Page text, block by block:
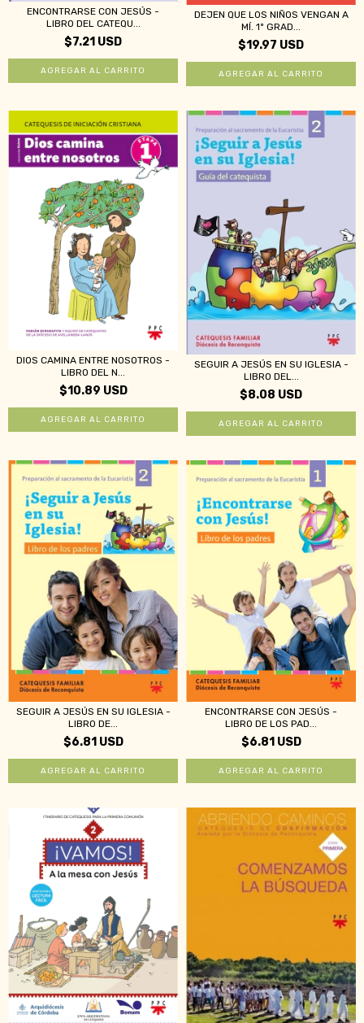
ENCONTRARSE CON JESÚS -
LIBRO DEL CATEQU...
$7.21 USD
DEJEN QUE LOS NIÑOS VENGAN A
MÍ. 1º GRAD...
$19.97 USD
DIOS CAMINA ENTRE NOSOTROS -
LIBRO DEL N...
$10.89 USD
SEGUIR A JESÚS EN SU IGLESIA -
LIBRO DEL...
$8.08 USD
SEGUIR A JESÚS EN SU IGLESIA -
LIBRO DE...
$6.81 USD
ENCONTRARSE CON JESÚS -
LIBRO DE LOS PAD...
$6.81 USD